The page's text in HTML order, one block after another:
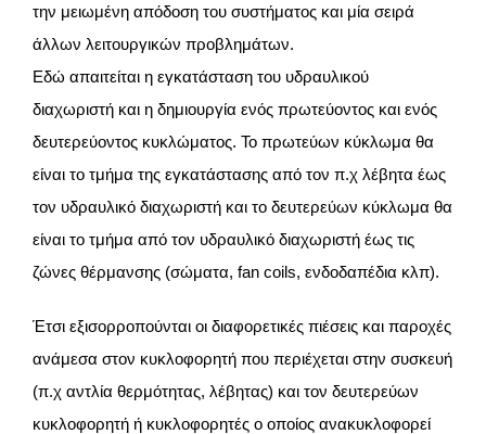
την μειωμένη απόδοση του συστήματος και μία σειρά
άλλων λειτουργικών προβλημάτων.
Εδώ απαιτείται η εγκατάσταση του υδραυλικού
διαχωριστή και η δημιουργία ενός πρωτεύοντος και ενός
δευτερεύοντος κυκλώματος. Το πρωτεύων κύκλωμα θα
είναι το τμήμα της εγκατάστασης από τον π.χ λέβητα έως
τον υδραυλικό διαχωριστή και το δευτερεύων κύκλωμα θα
είναι το τμήμα από τον υδραυλικό διαχωριστή έως τις
ζώνες θέρμανσης (σώματα, fan coils, ενδοδαπέδια κλπ).
Έτσι εξισορροπούνται οι διαφορετικές πιέσεις και παροχές
ανάμεσα στον κυκλοφορητή που περιέχεται στην συσκευή
(π.χ αντλία θερμότητας, λέβητας) και τον δευτερεύων
κυκλοφορητή ή κυκλοφορητές ο οποίος ανακυκλοφορεί